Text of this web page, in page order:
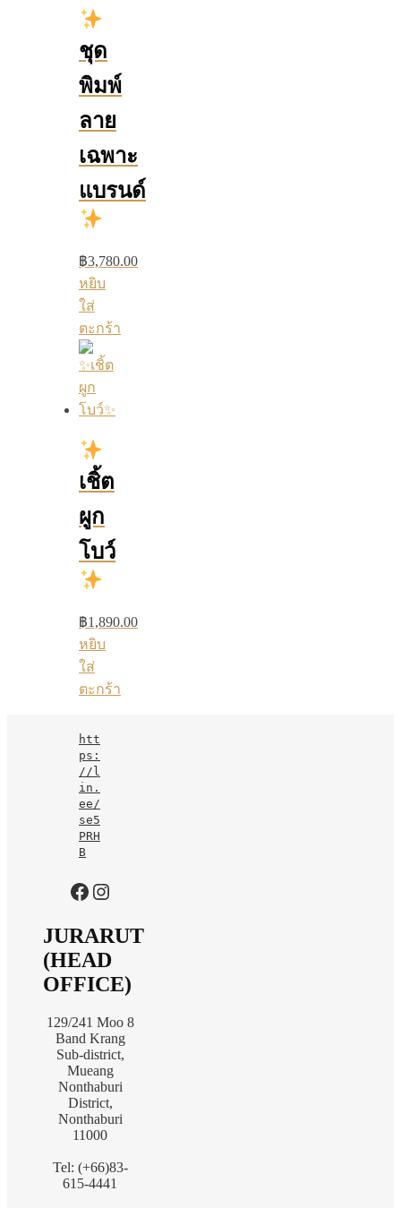
ชุด
พิมพ์
ลาย
เฉพาะ
แบรนด์
฿3,780.00
หยิบ
ใส่
ตะกร้า
เชิ้ต
ผูก
โบว์
฿1,890.00
หยิบ
ใส่
ตะกร้า
htt
ps:
//l
in.
ee/
se5
PRH
B
https://www.facebook.com/jurarutofficial?mibextid=LQQJ4d
Instagram
JURARUT
(HEAD
OFFICE)
129/241 Moo 8
Band Krang
Sub-district,
Mueang
Nonthaburi
District,
Nonthaburi
11000
Tel: (+66)83-
615-4441